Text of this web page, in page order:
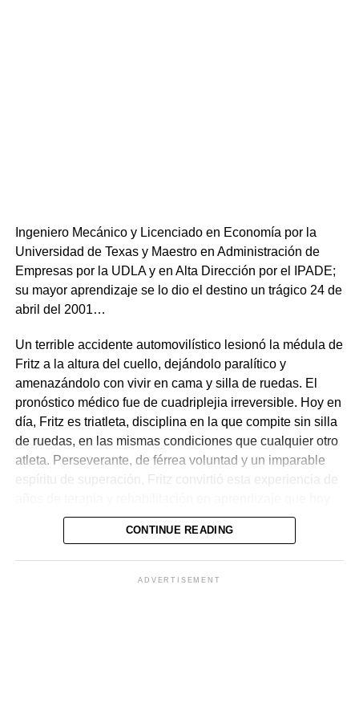
Ingeniero Mecánico y Licenciado en Economía por la
Universidad de Texas y Maestro en Administración de
Empresas por la UDLA y en Alta Dirección por el IPADE;
su mayor aprendizaje se lo dio el destino un trágico 24 de
abril del 2001…
​Un terrible accidente automovilístico lesionó la médula de
Fritz a la altura del cuello, dejándolo paralítico y
amenazándolo con vivir en cama y silla de ruedas. El
pronóstico médico fue de cuadriplejia irreversible. Hoy en
día, Fritz es triatleta, disciplina en la que compite sin silla
de ruedas, en las mismas condiciones que cualquier otro
atleta. Perseverante, de férrea voluntad y un imparable
espíritu de superación, Fritz convirtió esta experiencia de
es en una invaluable enseñanza de vida, que hoy sirve
de inspiración a las miles de personas que lo escuchan
CONTINUE READING
ADVERTISEMENT